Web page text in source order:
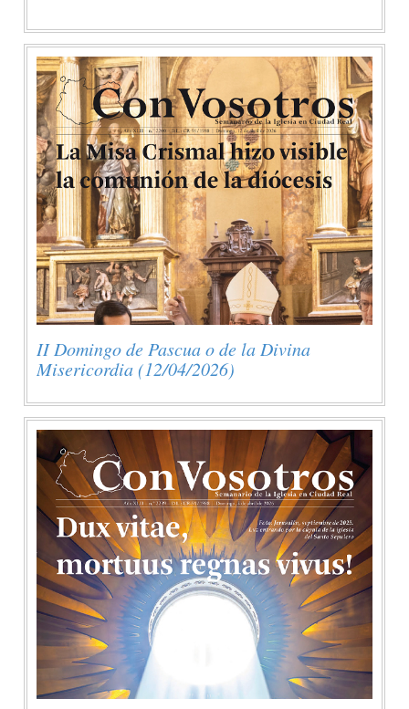
II Domingo de Pascua o de la Divina
Misericordia (12/04/2026)